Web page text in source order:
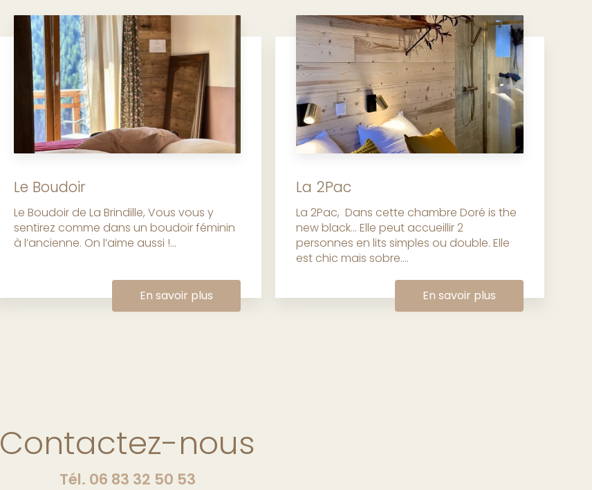
Le Boudoir
Le Boudoir de La Brindille, Vous vous y
sentirez comme dans un boudoir féminin
à l’ancienne. On l’aime aussi !...
En savoir plus
La 2Pac
La 2Pac, Dans cette chambre Doré is the
new black… Elle peut accueillir 2
personnes en lits simples ou double. Elle
est chic mais sobre....
En savoir plus
Contactez-nous
Tél. 06 83 32 50 53